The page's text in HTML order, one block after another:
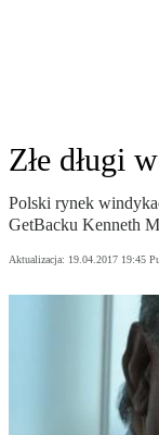
Złe długi
Polski rynek
GetBacku Kenneth
Aktualizacja: 19.04.2017 19:45